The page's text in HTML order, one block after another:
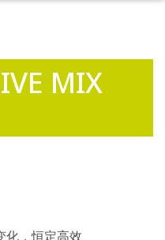
MIX
化，恒定高效